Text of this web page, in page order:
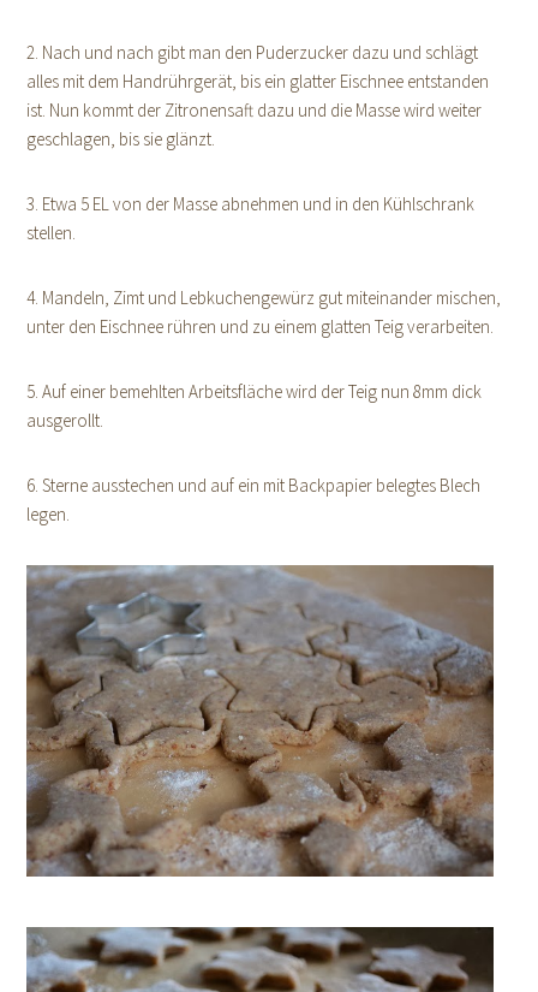
2. Nach und nach gibt man den Puderzucker dazu und schlägt
alles mit dem Handrührgerät, bis ein glatter Eischnee entstanden
ist. Nun kommt der Zitronensaft dazu und die Masse wird weiter
geschlagen, bis sie glänzt.
3. Etwa 5 EL von der Masse abnehmen und in den Kühlschrank
stellen.
4. Mandeln, Zimt und Lebkuchengewürz gut miteinander mischen,
unter den Eischnee rühren und zu einem glatten Teig verarbeiten.
5. Auf einer bemehlten Arbeitsfläche wird der Teig nun 8mm dick
ausgerollt.
6. Sterne ausstechen und auf ein mit Backpapier belegtes Blech
legen.